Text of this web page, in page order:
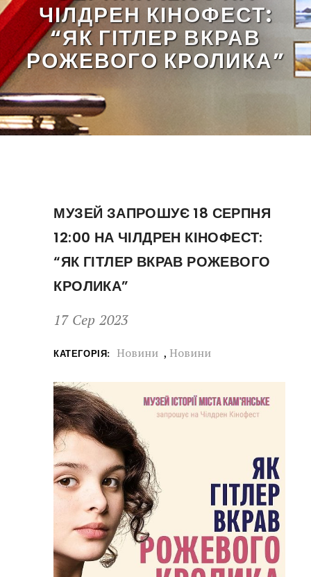
ЧІЛДРЕН КІНОФЕСТ:
“ЯК ГІТЛЕР ВКРАВ
РОЖЕВОГО КРОЛИКА”
МУЗЕЙ ЗАПРОШУЄ 18 СЕРПНЯ
12:00 НА ЧІЛДРЕН КІНОФЕСТ:
“ЯК ГІТЛЕР ВКРАВ РОЖЕВОГО
КРОЛИКА”
17 Сер 2023
КАТЕГОРІЯ: Новини , Новини